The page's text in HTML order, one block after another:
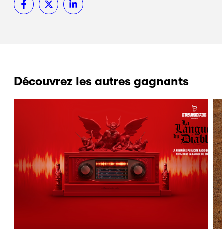
Découvrez les autres gagnants